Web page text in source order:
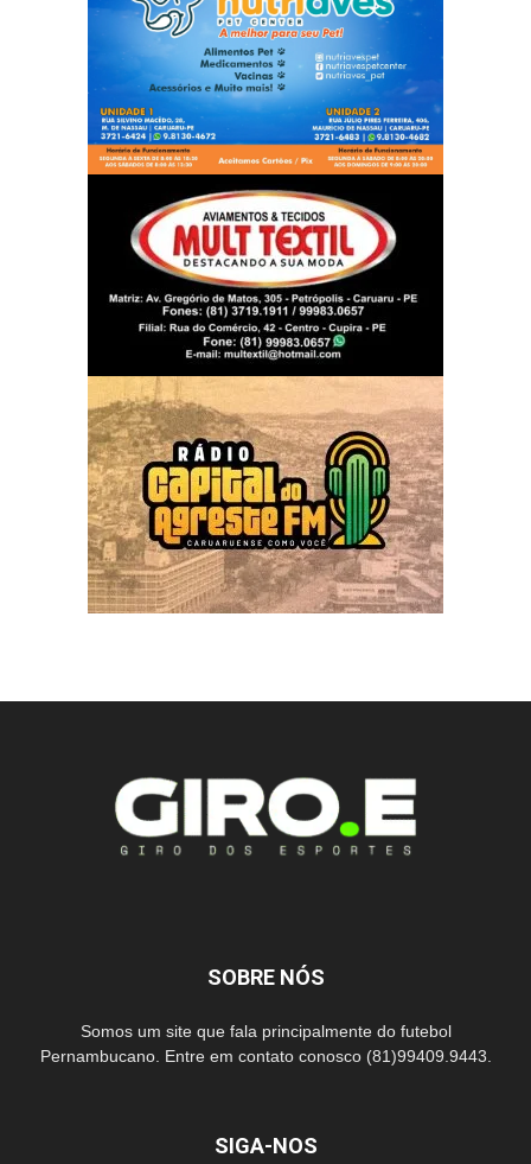
SOBRE NÓS
Somos um site que fala principalmente do futebol
Pernambucano. Entre em contato conosco (81)99409.9443.
SIGA-NOS